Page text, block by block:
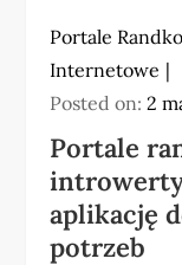
Portale
Internetowe
Posted on:2
Portale
aplikację
potrzeb